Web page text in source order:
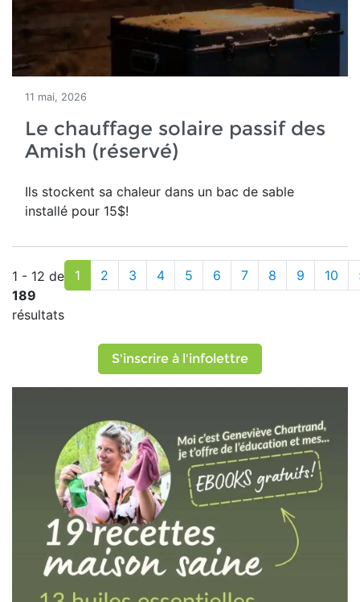
11 mai, 2026
Le chauffage solaire passif des
Amish (réservé)
Ils stockent sa chaleur dans un bac de sable
installé pour 15$!
1 - 12 de
189
résultats
1 2 3 4 5 6 7 8 9 10
S'inscrire à l'infolettre